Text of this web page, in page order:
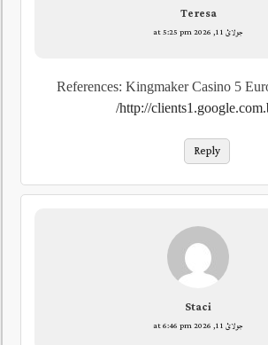
Teresa
جولائ 11, 2026 at 5:25 pm
References: Kingmaker Casino 5
http://
Reply
Staci
جولائ 11, 2026 at 6:46 pm